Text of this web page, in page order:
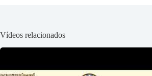
Vídeos relacionados